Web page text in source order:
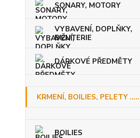
SONARY, MOTORY
VYBAVENÍ, DOPLŇKY,
BIŽUTERIE
DÁRKOVÉ PŘEDMĚTY
KRMENÍ, BOILIES, PELETY .....
BOILIES